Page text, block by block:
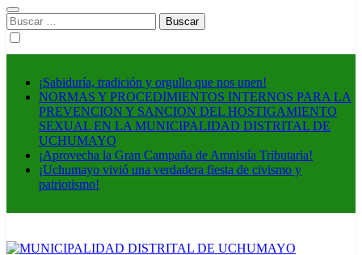
Buscar:
¡Sabiduría, tradición y orgullo que nos unen!
NORMAS Y PROCEDIMIENTOS INTERNOS PARA LA
PREVENCION Y SANCION DEL HOSTIGAMIENTO
SEXUAL EN LA MUNICIPALIDAD DISTRITAL DE
UCHUMAYO
¡Aprovecha la Gran Campaña de Amnistía Tributaria!
¡Uchumayo vivió una verdadera fiesta de civismo y
patriotismo!